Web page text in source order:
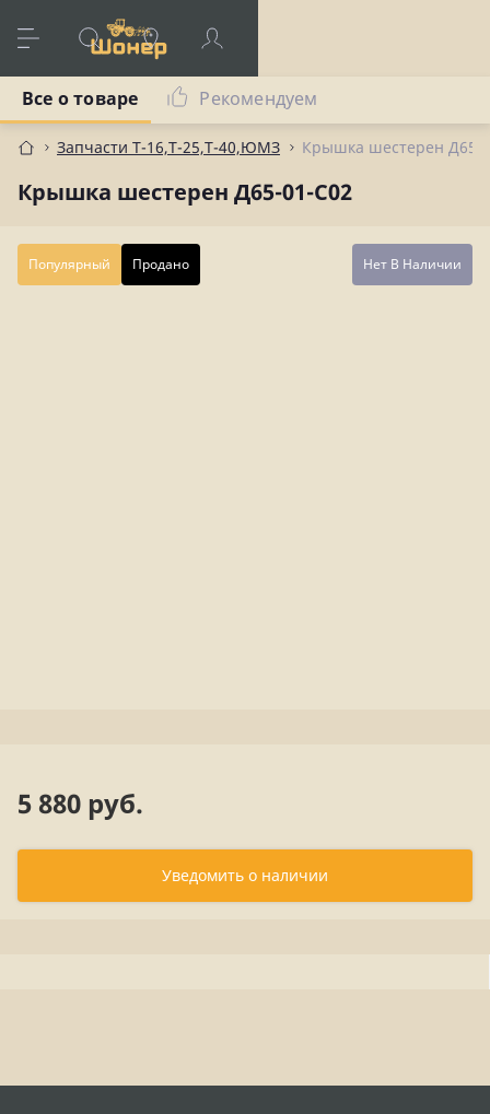
Запчасти Т-16,Т-25,Т-40,ЮМЗ Крышка шестерен Д65-
Крышка шестерен Д65-01-С02
Все о товаре Рекомендуем
Популярный Продано Нет В Наличии
5 880 руб.
Уведомить о наличии